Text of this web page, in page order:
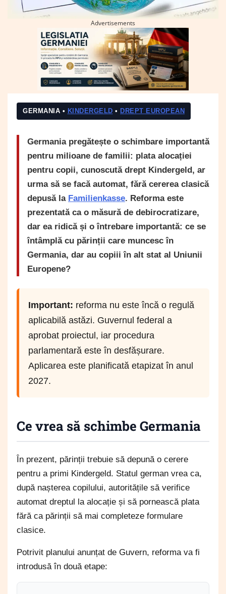
Advertisements
GERMANIA • KINDERGELD • DREPT EUROPEAN
Germania pregătește o schimbare importantă
pentru milioane de familii: plata alocației
pentru copii, cunoscută drept Kindergeld, ar
urma să se facă automat, fără cererea clasică
depusă la Familienkasse. Reforma este
prezentată ca o măsură de debirocratizare,
dar ea ridică și o întrebare importantă: ce se
întâmplă cu părinții care muncesc în
Germania, dar au copiii în alt stat al Uniunii
Europene?
Important: reforma nu este încă o regulă
aplicabilă astăzi. Guvernul federal a
aprobat proiectul, iar procedura
parlamentară este în desfășurare.
Aplicarea este planificată etapizat în anul
2027.
Ce vrea să schimbe Germania
În prezent, părinții trebuie să depună o cerere
pentru a primi Kindergeld. Statul german vrea ca,
după nașterea copilului, autoritățile să verifice
automat dreptul la alocație și să pornească plata
fără ca părinții să mai completeze formulare
clasice.
Potrivit planului anunțat de Guvern, reforma va fi
introdusă în două etape: